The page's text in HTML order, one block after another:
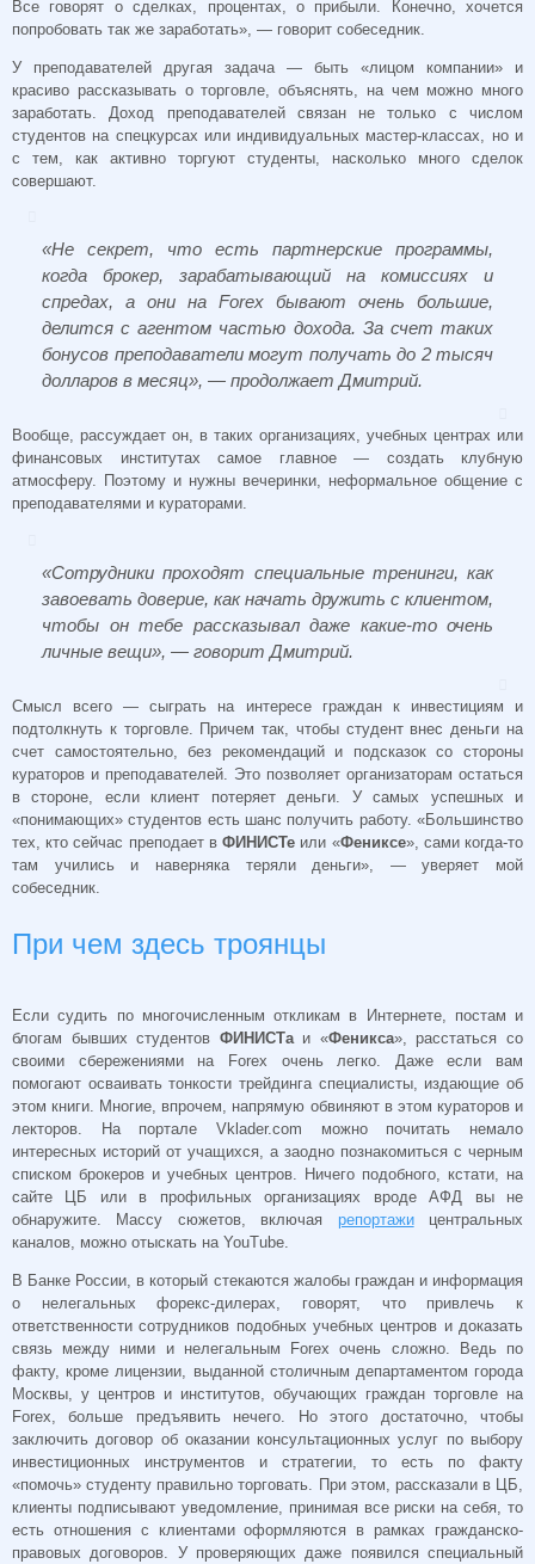
Все говорят о сделках, процентах, о прибыли. Конечно, хочется
попробовать так же заработать», — говорит собеседник.
У преподавателей другая задача — быть «лицом компании» и
красиво рассказывать о торговле, объяснять, на чем можно много
заработать. Доход преподавателей связан не только с числом
студентов на спецкурсах или индивидуальных мастер-классах, но и
с тем, как активно торгуют студенты, насколько много сделок
совершают.
«Не секрет, что есть партнерские программы,
когда брокер, зарабатывающий на комиссиях и
спредах, а они на Forex бывают очень большие,
делится с агентом частью дохода. За счет таких
бонусов преподаватели могут получать до 2 тысяч
долларов в месяц», — продолжает Дмитрий.
Вообще, рассуждает он, в таких организациях, учебных центрах или
финансовых институтах самое главное — создать клубную
атмосферу. Поэтому и нужны вечеринки, неформальное общение с
преподавателями и кураторами.
«Сотрудники проходят специальные тренинги, как
завоевать доверие, как начать дружить с клиентом,
чтобы он тебе рассказывал даже какие-то очень
личные вещи», — говорит Дмитрий.
Смысл всего — сыграть на интересе граждан к инвестициям и
подтолкнуть к торговле. Причем так, чтобы студент внес деньги на
счет самостоятельно, без рекомендаций и подсказок со стороны
кураторов и преподавателей. Это позволяет организаторам остаться
в стороне, если клиент потеряет деньги. У самых успешных и
«понимающих» студентов есть шанс получить работу. «Большинство
тех, кто сейчас преподает вФИНИСТе или «Фениксе», сами когда-то
там учились и наверняка теряли деньги», — уверяет мой
собеседник.
При чем здесь троянцы
Если судить по многочисленным откликам в Интернете, постам и
блогам бывших студентов ФИНИСТаи «Феникса», расстаться со
своими сбережениями на Forex очень легко. Даже если вам
помогают осваивать тонкости трейдинга специалисты, издающие об
этом книги. Многие, впрочем, напрямую обвиняют в этом кураторов и
лекторов. На портале Vklader.com можно почитать немало
интересных историй от учащихся, а заодно познакомиться с черным
списком брокеров и учебных центров. Ничего подобного, кстати, на
сайте ЦБ или в профильных организациях вроде АФД вы не
обнаружите. Массу сюжетов, включая репортажицентральных
каналов, можно отыскать на YouTube.
В Банке России, в который стекаются жалобы граждан и информация
о нелегальных форекс-дилерах, говорят, что привлечь к
ответственности сотрудников подобных учебных центров и доказать
связь между ними и нелегальным Forex очень сложно. Ведь по
факту, кроме лицензии, выданной столичным департаментом города
Москвы, у центров и институтов, обучающих граждан торговле на
Forex, больше предъявить нечего. Но этого достаточно, чтобы
заключить договор об оказании консультационных услуг по выбору
инвестиционных инструментов и стратегии, то есть по факту
«помочь» студенту правильно торговать. При этом, рассказали в ЦБ,
клиенты подписывают уведомление, принимая все риски на себя, то
есть отношения с клиентами оформляются в рамках гражданско-
правовых договоров. У проверяющих даже появился специальный